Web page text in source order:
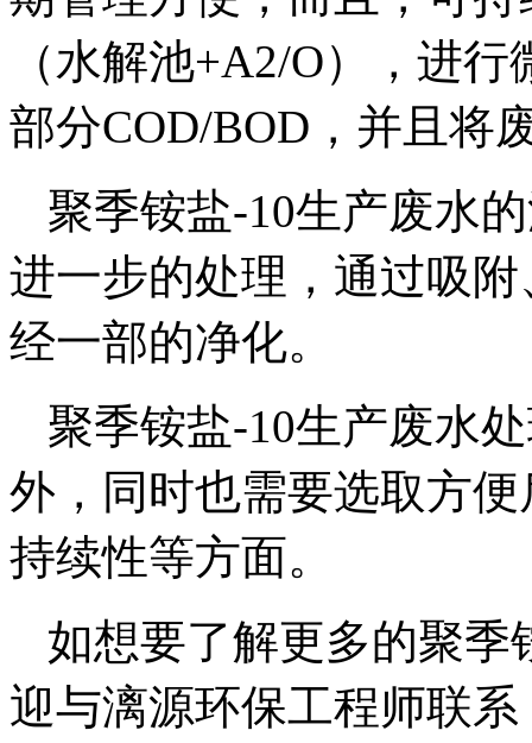
（水解池+A2/O），进
部分COD/BOD，并且将
聚季铵盐-10生产废水
进一步的处理，通过吸
经一部的净化。
聚季铵盐-10生产废水
外，同时也需要选取方
持续性等方面。
如想要了解更多的聚季
迎与漓源环保工程师联